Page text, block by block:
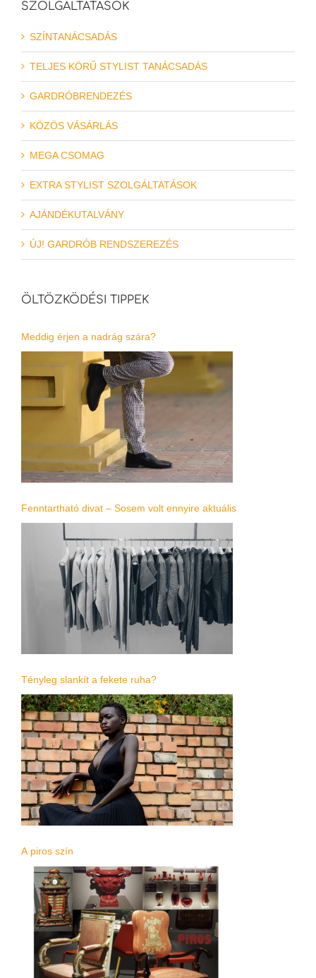
SZOLGÁLTATÁSOK
SZÍNTANÁCSADÁS
TELJES KÖRŰ STYLIST TANÁCSADÁS
GARDRÓBRENDEZÉS
KÖZÖS VÁSÁRLÁS
MEGA CSOMAG
EXTRA STYLIST SZOLGÁLTATÁSOK
AJÁNDÉKUTALVÁNY
ÚJ! GARDRÓB RENDSZEREZÉS
ÖLTÖZKÖDÉSI TIPPEK
Meddig érjen a nadrág szára?
Fenntartható divat – Sosem volt ennyire aktuális
Tényleg slankít a fekete ruha?
A piros szín